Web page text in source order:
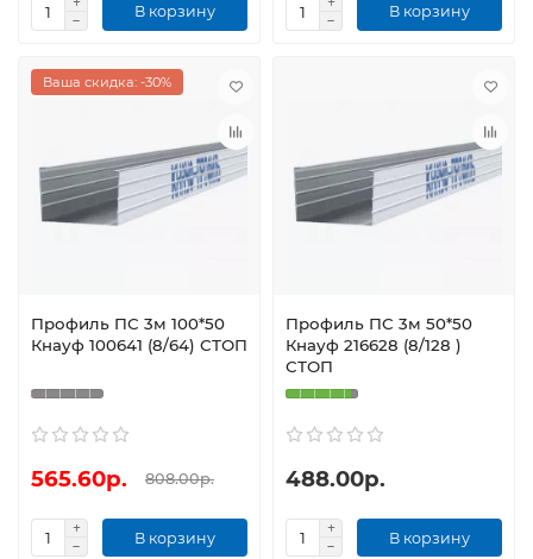
В корзину В корзину
Ваша скидка: -30%
Профиль ПС 3м 100*50
Кнауф 100641 (8/64) СТОП
565.60р. 808.00р.
В корзину
Профиль ПС 3м 50*50
Кнауф 216628 (8/128 )
СТОП
488.00р.
В корзину